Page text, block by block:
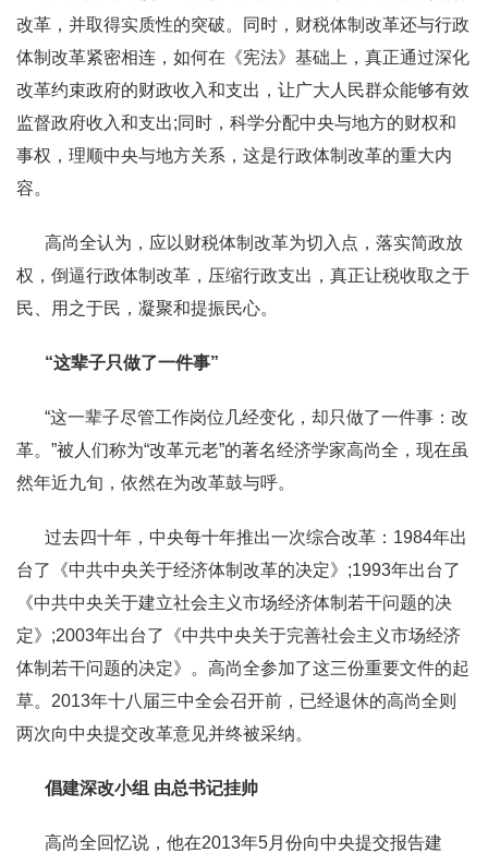
改革，并取得实质性的突破。同时，财税体制改革还与行政
体制改革紧密相连，如何在《宪法》基础上，真正通过深化
改革约束政府的财政收入和支出，让广大人民群众能够有效
监督政府收入和支出;同时，科学分配中央与地方的财权和
事权，理顺中央与地方关系，这是行政体制改革的重大内
容。
高尚全认为，应以财税体制改革为切入点，落实简政放
权，倒逼行政体制改革，压缩行政支出，真正让税收取之于
民、用之于民，凝聚和提振民心。
“这辈子只做了一件事”
“这一辈子尽管工作岗位几经变化，却只做了一件事：改
革。”被人们称为“改革元老”的著名经济学家高尚全，现在虽
然年近九旬，依然在为改革鼓与呼。
过去四十年，中央每十年推出一次综合改革：1984年出
台了《中共中央关于经济体制改革的决定》;1993年出台了
《中共中央关于建立社会主义市场经济体制若干问题的决
定》;2003年出台了《中共中央关于完善社会主义市场经济
体制若干问题的决定》。高尚全参加了这三份重要文件的起
草。2013年十八届三中全会召开前，已经退休的高尚全则
两次向中央提交改革意见并终被采纳。
倡建深改小组 由总书记挂帅
高尚全回忆说，他在2013年5月份向中央提交报告建